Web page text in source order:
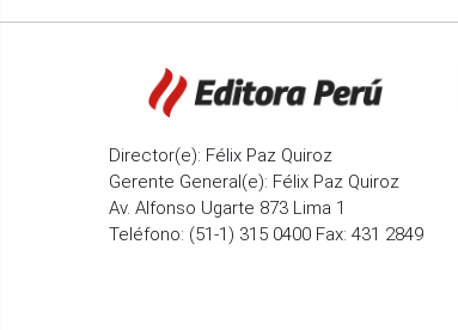
Director(e): Félix Paz Quiroz
Gerente General(e): Félix Paz Quiroz
Av. Alfonso Ugarte 873 Lima 1
Teléfono: (51-1) 315 0400 Fax: 431 2849